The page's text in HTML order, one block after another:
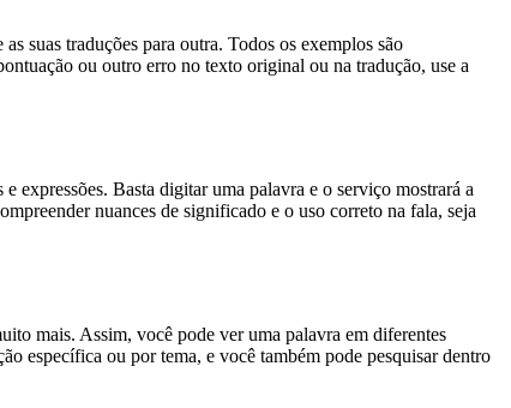
suas traduções para outra. Todos os exemplos são
ou outro erro no texto original ou na tradução, use a
expressões. Basta digitar uma palavra e o serviço mostrará a
nuances de significado e o uso correto na fala, seja
mais. Assim, você pode ver uma palavra em diferentes
específica ou por tema, e você também pode pesquisar dentro